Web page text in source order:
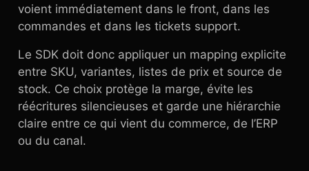
voient immédiatement dans le front, dans les
commandes et dans les tickets support.
Le SDK doit donc appliquer un mapping explicite
entre SKU, variantes, listes de prix et source de
stock. Ce choix protège la marge, évite les
réécritures silencieuses et garde une hiérarchie
claire entre ce qui vient du commerce, de l’ERP
ou du canal.